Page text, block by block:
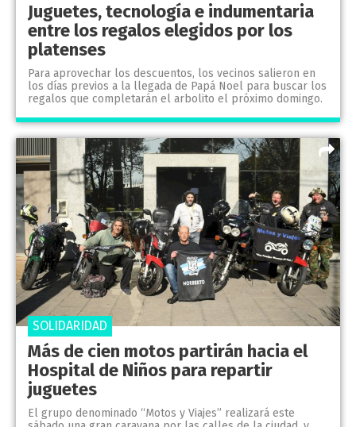
Juguetes, tecnología e indumentaria
entre los regalos elegidos por los
platenses
Para aprovechar los descuentos, los vecinos salieron en
los días previos a la llegada de Papá Noel para buscar los
regalos que completarán el arbolito el próximo domingo.
Más de cien motos partirán hacia el
Hospital de Niños para repartir
juguetes
El grupo denominado “Motos y Viajes” realizará este
SOLIDARIDAD